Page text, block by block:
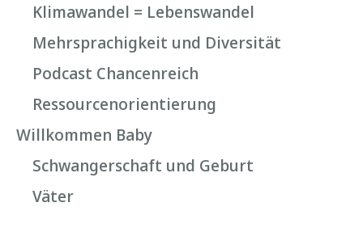
Klimawandel = Lebenswandel
Mehrsprachigkeit und Diversität
Podcast Chancenreich
Ressourcenorientierung
Willkommen Baby
Schwangerschaft und Geburt
Väter